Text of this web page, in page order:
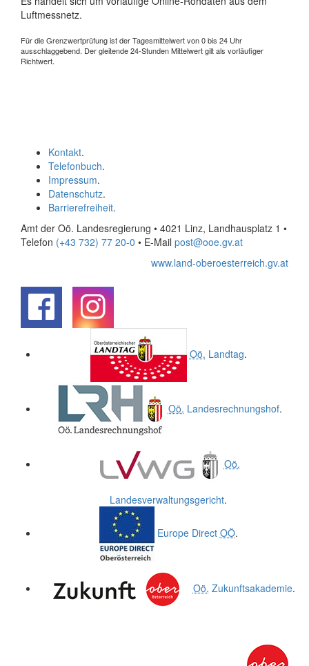
Luftmessnetz.
Für die Grenzwertprüfung ist der Tagesmittelwert von 0 bis 24 Uhr
ausschlaggebend. Der gleitende 24-Stunden Mittelwert gilt als vorläufiger
Richtwert.
Kontakt.
Telefonbuch.
Impressum.
Datenschutz.
Barrierefreiheit.
Amt der Oö. Landesregierung • 4021 Linz, Landhausplatz 1 •
Telefon (+43 732) 77 20-0 • E-Mail post@ooe.gv.at
www.land-oberoesterreich.gv.at
Oö. Landtag.
Oö. Landesrechnungshof.
Oö.
Landesverwaltungsgericht.
Europe Direct OÖ.
Oö. Zukunftsakademie.